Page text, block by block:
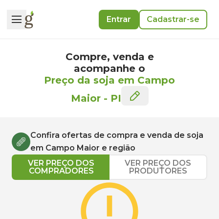
Entrar Cadastrar-se
Compre, venda e
acompanhe o
Preço da soja em Campo
Maior - PI
Confira ofertas de compra e venda de soja
em Campo Maior e região
VER PREÇO DOS
COMPRADORES
VER PREÇO DOS
PRODUTORES